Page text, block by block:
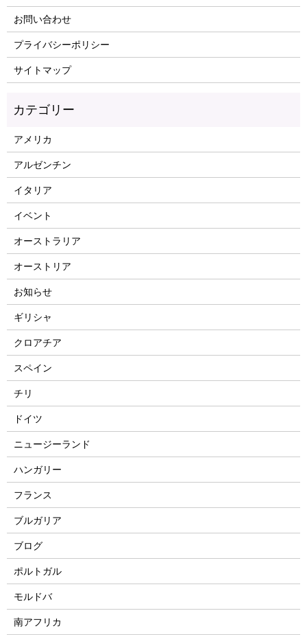
お問い合わせ
プライバシーポリシー
サイトマップ
アメリカ
アルゼンチン
イタリア
イベント
オーストラリア
オーストリア
お知らせ
ギリシャ
クロアチア
スペイン
チリ
ドイツ
ニュージーランド
ハンガリー
フランス
ブルガリア
ブログ
ポルトガル
モルドバ
南アフリカ